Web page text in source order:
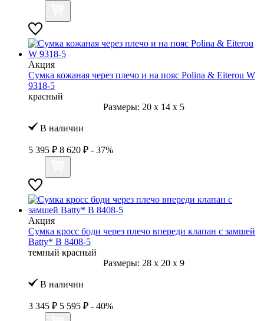
Акция
Сумка кожаная через плечо и на пояс Polina & Eiterou W
9318-5
красный
Размеры: 20 x 14 x 5
В наличии
5 395 ₽ 8 620 ₽ - 37%
Акция
Сумка кросс боди через плечо впереди клапан с замшей
Batty* B 8408-5
темный красный
Размеры: 28 x 20 x 9
В наличии
3 345 ₽ 5 595 ₽ - 40%